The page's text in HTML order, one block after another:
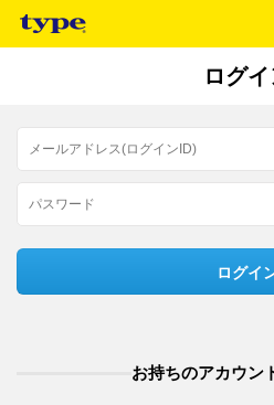
ログイ
ログイ
お持ちのアカウン